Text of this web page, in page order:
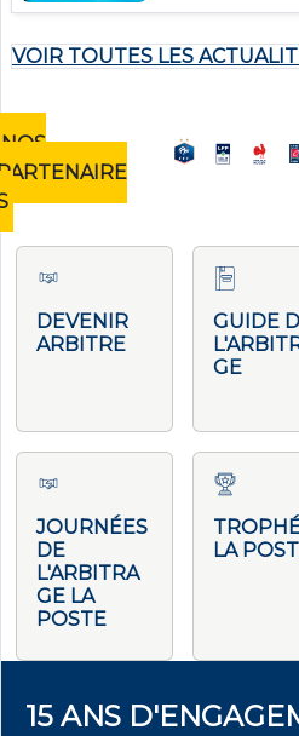
VOIR TOUTES LES
NOS
DEVENIR
ARBITRE
GUIDE
GE
JOURNÉES
DE
L'ARBITRA
GE LA
POSTE
LA
15 ANS